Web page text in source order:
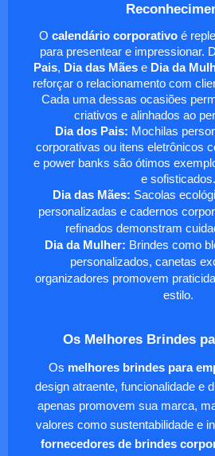
O calendário corporativo é
para presentear e impressionar.
Pais, Dia das Mãese Dia da
reforçar o relacionamento com
Cada uma dessas ocasiões
criativos e alinhados ao
Dia dos Pais: Mochilas
corporativas ou itens eletrônicos
e power banks são ótimos
e sofisticados.
Dia das Mães: Sacolas
personalizadas e cadernos
refinados demonstram
Dia da Mulher: Brindes como
personalizados, canetas
organizadores promovem
estilo.
Os Melhores Brindes
Os melhores brindes para
design atraente, funcionalidade e
apenas promovem sua marca,
valores como sustentabilidade e
fornecedores de brindes